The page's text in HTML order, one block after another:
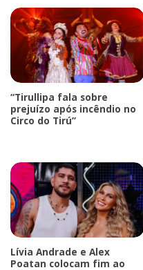
“Tirullipa fala sobre
prejuízo após incêndio no
Circo do Tirú”
Lívia Andrade e Alex
Poatan colocam fim ao